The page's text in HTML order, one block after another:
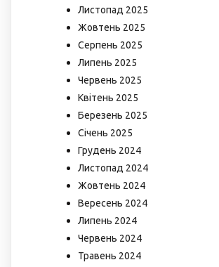
Листопад 2025
Жовтень 2025
Серпень 2025
Липень 2025
Червень 2025
Квітень 2025
Березень 2025
Січень 2025
Грудень 2024
Листопад 2024
Жовтень 2024
Вересень 2024
Липень 2024
Червень 2024
Травень 2024